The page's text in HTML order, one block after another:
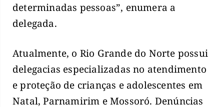
determinadas pessoas”, enumera a
delegada.
Atualmente, o Rio Grande do Norte possui
delegacias especializadas no atendimento
e proteção de crianças e adolescentes em
Natal, Parnamirim e Mossoró. Denúncias